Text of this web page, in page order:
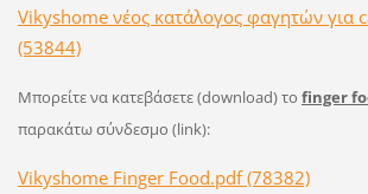
Vikyshome νέος κατάλογος φαγητών για
(53844)
Μπορείτε να κατεβάσετε (download) το finger
παρακάτω σύνδεσμο (link):
Vikyshome Finger Food.pdf (78382)